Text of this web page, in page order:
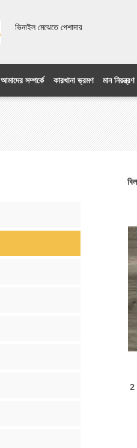
ভিনাইল মেঝেতে পেশাদার
আমাদের সম্পর্কে কারখানা ভ্রমণ মান নিয়ন্ত্রণ
2